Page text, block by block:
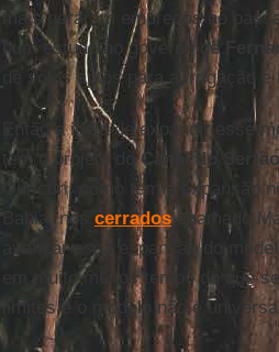
mais geraram empregos no
num estudo no governo de
de solos aptos para a irrigação
Então a ideia de expandir esse
tem o projeto doCanal do Sertão
Ouricuri, como tem a expansão
Bahia, nos cerradoschamado
avançar essa expansão do
em muito menos tempo do que
limites e o modelo não é